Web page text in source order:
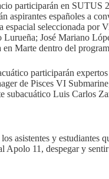
participarán en SUTUS
españoles a
espacial seleccionada
José Mariano
Marte dentro del
participarán
de Pisces VI
subacuático Luis Carlos
asistentes y
Apolo 11, despegar y